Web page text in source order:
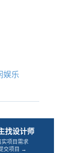
娱乐
找设计师
实项目需求
交项目 →